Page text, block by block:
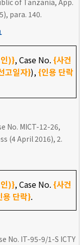
of Tanzania, App.
para. 140.
)}, Case No. {사건
고일자}),{인용 단락
No. MICT-12-26,
(4 April 2016), 2.
)}, Case No. {사건
용 단락}.
No. IT-95-9/1-S ICTY